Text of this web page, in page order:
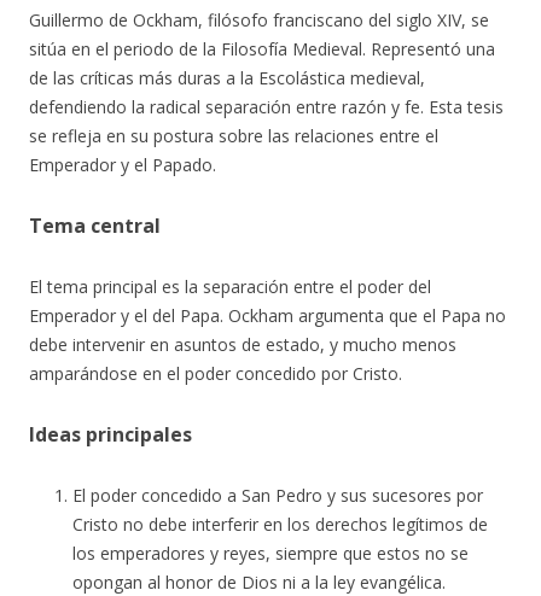
Guillermo de Ockham, filósofo franciscano del siglo XIV, se
sitúa en el periodo de la Filosofía Medieval. Representó una
de las críticas más duras a la Escolástica medieval,
defendiendo la radical separación entre razón y fe. Esta tesis
se refleja en su postura sobre las relaciones entre el
Emperador y el Papado.
Tema central
El tema principal es la separación entre el poder del
Emperador y el del Papa. Ockham argumenta que el Papa no
debe intervenir en asuntos de estado, y mucho menos
amparándose en el poder concedido por Cristo.
Ideas principales
El poder concedido a San Pedro y sus sucesores por
Cristo no debe interferir en los derechos legítimos de
los emperadores y reyes, siempre que estos no se
opongan al honor de Dios ni a la ley evangélica.